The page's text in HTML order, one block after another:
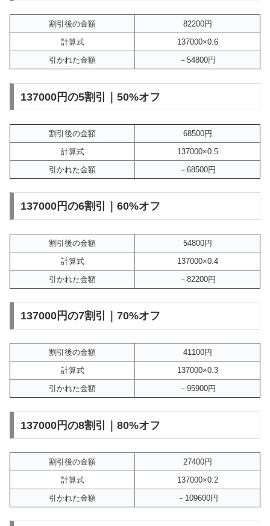
割引後の金額
82200円
計算式
137000×0.6
引かれた金額
－54800円
137000円の5割引｜50%オフ
割引後の金額
68500円
計算式
137000×0.5
引かれた金額
－68500円
137000円の6割引｜60%オフ
割引後の金額
54800円
計算式
137000×0.4
引かれた金額
－82200円
137000円の7割引｜70%オフ
割引後の金額
41100円
計算式
137000×0.3
引かれた金額
－95900円
137000円の8割引｜80%オフ
割引後の金額
27400円
計算式
137000×0.2
引かれた金額
－109600円